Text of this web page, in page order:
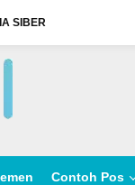
SIBER
Contoh Pos